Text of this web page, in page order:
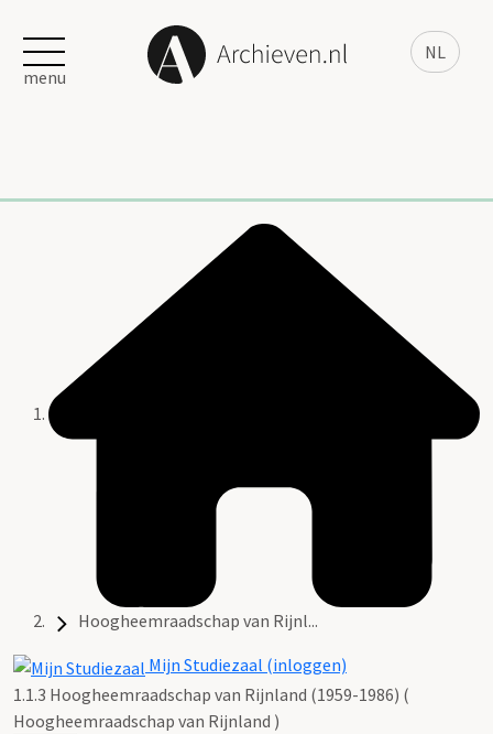
NL
menu
Hoogheemraadschap van Rijnl...
Mijn Studiezaal (inloggen)
1.1.3 Hoogheemraadschap van Rijnland (1959-1986) (
Hoogheemraadschap van Rijnland )